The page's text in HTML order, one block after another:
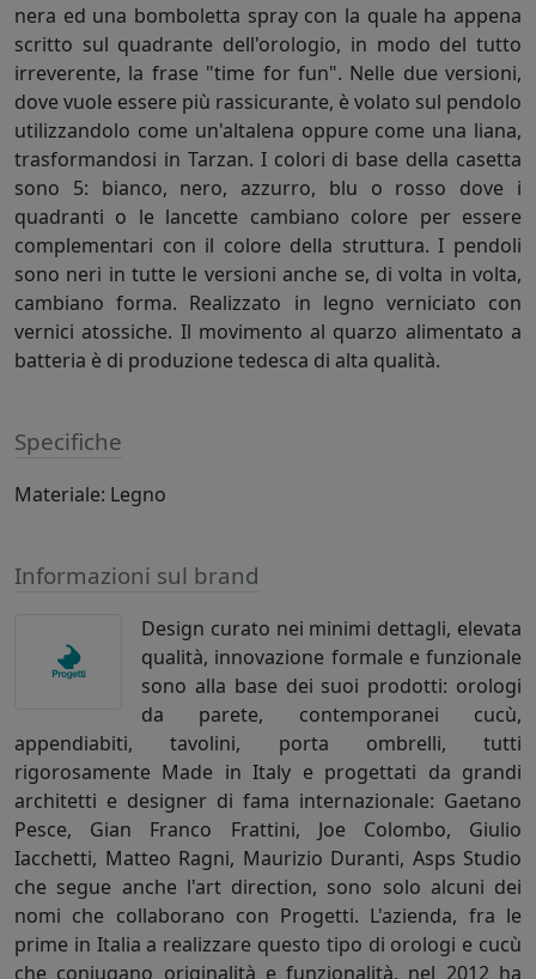
nera ed una bomboletta spray con la quale ha appena
scritto sul quadrante dell'orologio, in modo del tutto
irreverente, la frase "time for fun". Nelle due versioni,
dove vuole essere più rassicurante, è volato sul pendolo
utilizzandolo come un'altalena oppure come una liana,
trasformandosi in Tarzan. I colori di base della casetta
sono 5: bianco, nero, azzurro, blu o rosso dove i
quadranti o le lancette cambiano colore per essere
complementari con il colore della struttura. I pendoli
sono neri in tutte le versioni anche se, di volta in volta,
cambiano forma. Realizzato in legno verniciato con
vernici atossiche. Il movimento al quarzo alimentato a
batteria è di produzione tedesca di alta qualità.
Specifiche
Materiale: Legno
Informazioni sul brand
Design curato nei minimi dettagli, elevata
qualità, innovazione formale e funzionale
sono alla base dei suoi prodotti: orologi
da parete, contemporanei cucù,
appendiabiti, tavolini, porta ombrelli, tutti
rigorosamente Made in Italy e progettati da grandi
architetti e designer di fama internazionale: Gaetano
Pesce, Gian Franco Frattini, Joe Colombo, Giulio
Iacchetti, Matteo Ragni, Maurizio Duranti, Asps Studio
che segue anche l'art direction, sono solo alcuni dei
nomi che collaborano con Progetti. L'azienda, fra le
prime in Italia a realizzare questo tipo di orologi e cucù
che coniugano originalità e funzionalità, nel 2012 ha